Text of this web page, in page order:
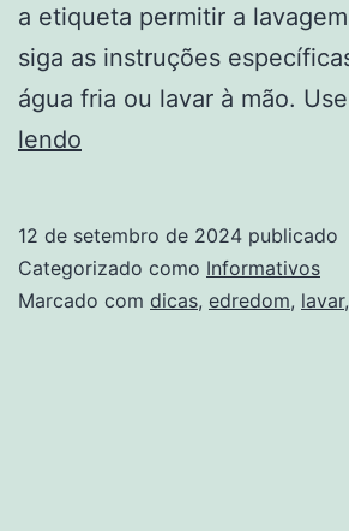
a etiqueta permitir a
siga as instruções
água fria ou lavar à mão.
lendo
em
casa
12 de setembro de 2024 publicado
Categorizado como Informativos
Marcado com dicas, edredom, lavar,